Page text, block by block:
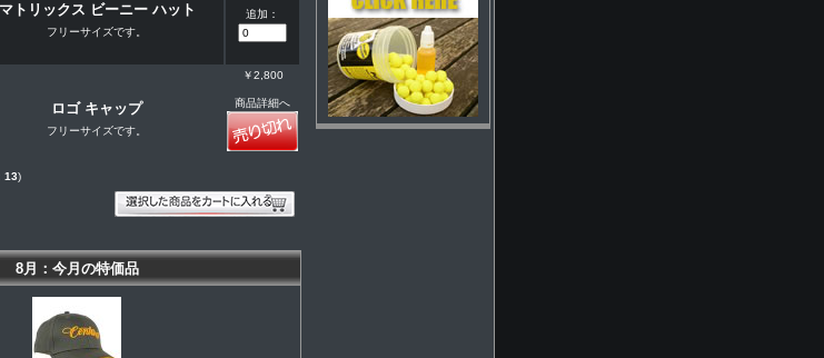
マトリックス ビーニー ハット
フリーサイズです。
追加：
ロゴ キャップ
フリーサイズです。
￥2,800
商品詳細へ
13)
8月：今月の特価品